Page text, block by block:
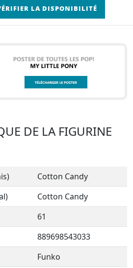
LA DISPONIBILITÉ
DE LA FIGURINE
Cotton Candy
Cotton Candy
61
889698543033
Funko